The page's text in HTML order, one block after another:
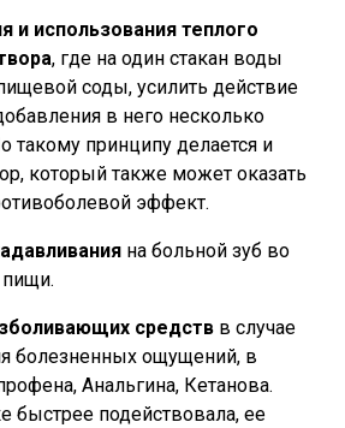
и использования теплого
, где на один стакан воды
соды, усилить действие
в него несколько
такому принципу делается и
который также может оказать
эффект.
на больной зуб во
средств в случае
болезненных ощущений, в
Анальгина, Кетанова.
быстрее подействовала, ее